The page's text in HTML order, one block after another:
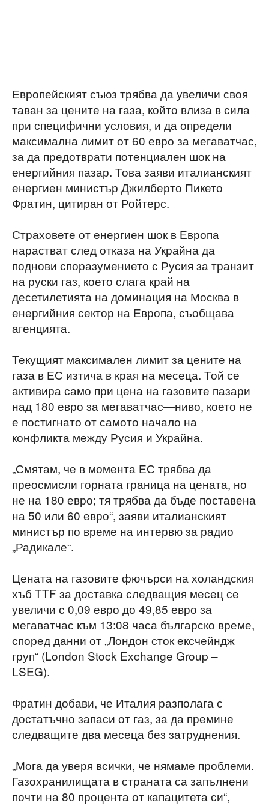
Европейският съюз трябва да увеличи своя
таван за цените на газа, който влиза в сила
при специфични условия, и да определи
максимална лимит от 60 евро за мегаватчас,
за да предотврати потенциален шок на
енергийния пазар. Това заяви италианският
енергиен министър Джилберто Пикето
Фратин, цитиран от Ройтерс.
Страховете от енергиен шок в Европа
нарастват след отказа на Украйна да
поднови споразумението с Русия за транзит
на руски газ, което слага край на
десетилетията на доминация на Москва в
енергийния сектор на Европа, съобщава
агенцията.
Текущият максимален лимит за цените на
газа в ЕС изтича в края на месеца. Той се
активира само при цена на газовите пазари
над 180 евро за мегаватчас—ниво, което не
е постигнато от самото начало на
конфликта между Русия и Украйна.
„Смятам, че в момента ЕС трябва да
преосмисли горната граница на цената, но
не на 180 евро; тя трябва да бъде поставена
на 50 или 60 евро“, заяви италианският
министър по време на интервю за радио
„Радикале“.
Цената на газовите фючърси на холандския
хъб TTF за доставка следващия месец се
увеличи с 0,09 евро до 49,85 евро за
мегаватчас към 13:08 часа българско време,
според данни от „Лондон сток ексчейндж
груп“ (London Stock Exchange Group –
LSEG).
Фратин добави, че Италия разполага с
достатъчно запаси от газ, за да премине
следващите два месеца без затруднения.
„Мога да уверя всички, че нямаме проблеми.
Газохранилищата в страната са запълнени
почти на 80 процента от капацитета си“,